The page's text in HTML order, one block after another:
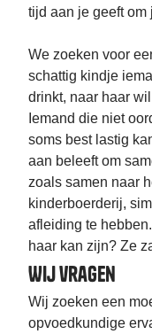
tijd aan je geeft om
We zoeken voor
schattig kindje
drinkt, naar haar
Iemand die niet
soms best lastig
aan beleeft om
zoals samen naar
kinderboerderij,
afleiding te
haar kan zijn? Ze
Wij vragen
Wij zoeken een
opvoedkundige